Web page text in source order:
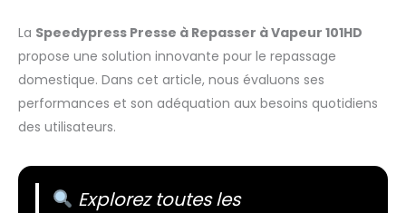
La Speedypress Presse à Repasser à Vapeur 101HD
propose une solution innovante pour le repassage
domestique. Dans cet article, nous évaluons ses
performances et son adéquation aux besoins quotidiens
des utilisateurs.
Explorez toutes les